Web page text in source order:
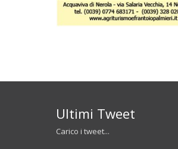
Ultimi Tweet
Carico i tweet...